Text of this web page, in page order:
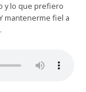
y lo que prefiero
mantenerme fiel a